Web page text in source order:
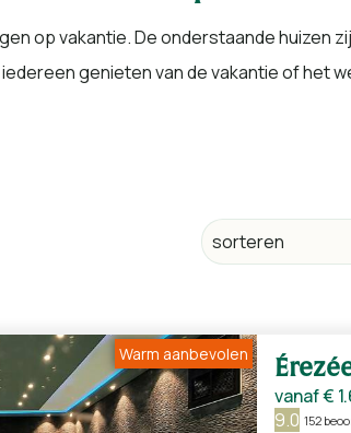
op vakantie. De onderstaande huizen
genieten van de vakantie of het
vanaf€
9.0 152
Warm aanbevolen